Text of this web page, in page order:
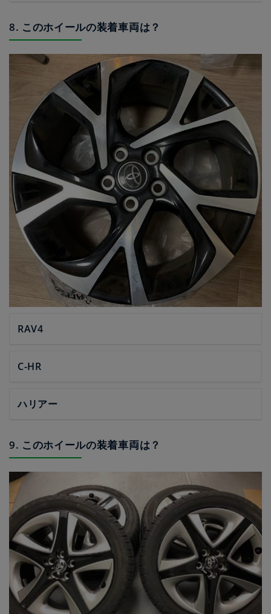
8. このホイールの装着車両は？
RAV4
C-HR
ハリアー
9. このホイールの装着車両は？